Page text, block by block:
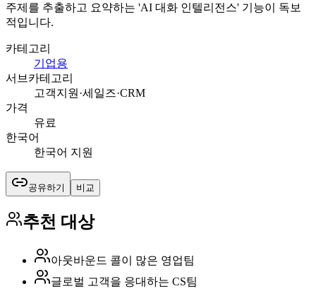
주제를 추출하고 요약하는 'AI 대화 인텔리전스' 기능이 독보
적입니다.
카테고리
기업용
서브카테고리
고객지원·세일즈·CRM
가격
유료
한국어
한국어 지원
공유하기 비교
추천 대상
아웃바운드 콜이 많은 영업팀
글로벌 고객을 응대하는 CS팀